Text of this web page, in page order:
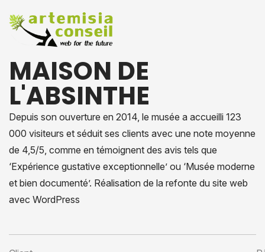
MAISON DE
L'ABSINTHE
Depuis son ouverture en 2014, le musée a accueilli 123
000 visiteurs et séduit ses clients avec une note moyenne
de 4,5/5, comme en témoignent des avis tels que
‘Expérience gustative exceptionnelle’ ou ‘Musée moderne
et bien documenté’. Réalisation de la refonte du site web
avec WordPress